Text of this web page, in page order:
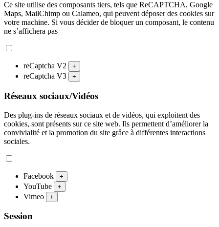
Ce site utilise des composants tiers, tels que ReCAPTCHA, Google
Maps, MailChimp ou Calameo, qui peuvent déposer des cookies sur
votre machine. Si vous décider de bloquer un composant, le contenu
ne s’affichera pas
reCaptcha V2 +
reCaptcha V3 +
Réseaux sociaux/Vidéos
Des plug-ins de réseaux sociaux et de vidéos, qui exploitent des
cookies, sont présents sur ce site web. Ils permettent d’améliorer la
convivialité et la promotion du site grâce à différentes interactions
sociales.
Facebook +
YouTube +
Vimeo +
Session